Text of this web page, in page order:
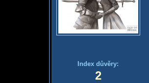
Index důvěry:
2